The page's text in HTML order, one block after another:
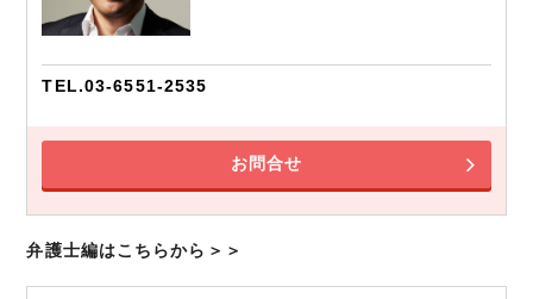
TEL.03-6551-2535
お問合せ
弁護士編はこちらから＞＞